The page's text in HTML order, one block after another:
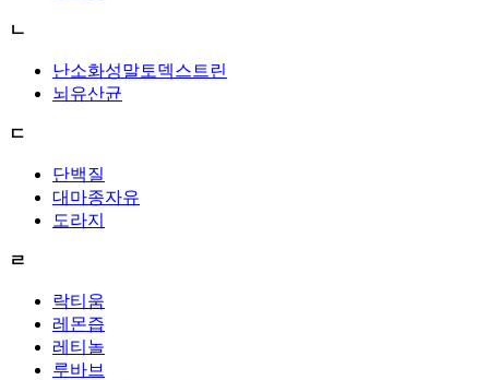
ㄴ
난소화성말토덱스트린
뇌유산균
ㄷ
단백질
대마종자유
도라지
ㄹ
락티움
레몬즙
레티놀
루바브